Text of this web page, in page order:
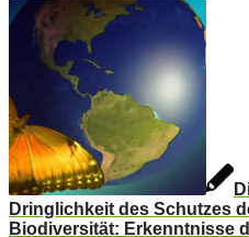
Dringlichkeit des Schutzes
Biodiversität: Erkenntnisse